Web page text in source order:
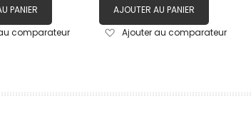
PANIER
comparateur
AJOUTER AU PANIER
Ajouter
Ajouter au comparateur